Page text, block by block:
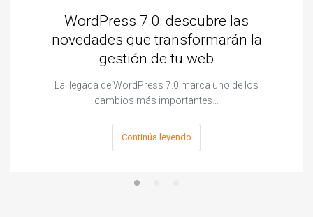
WordPress 7.0: descubre las
novedades que transformarán la
gestión de tu web
La llegada de WordPress 7.0 marca uno de los
cambios más importantes…
Continúa leyendo